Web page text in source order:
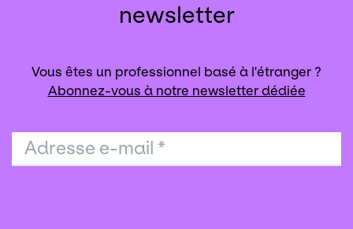
newsletter
Vous êtes un professionnel basé à l'étranger ?
Abonnez-vous à notre newsletter dédiée
Adresse e-mail *